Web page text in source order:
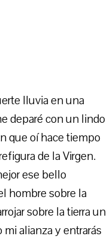
lluvia en una
deparé con un lindo
que oí hace tiempo
de la Virgen.
ese bello
hombre sobre la
sobre la tierra un
alianza y entrarás